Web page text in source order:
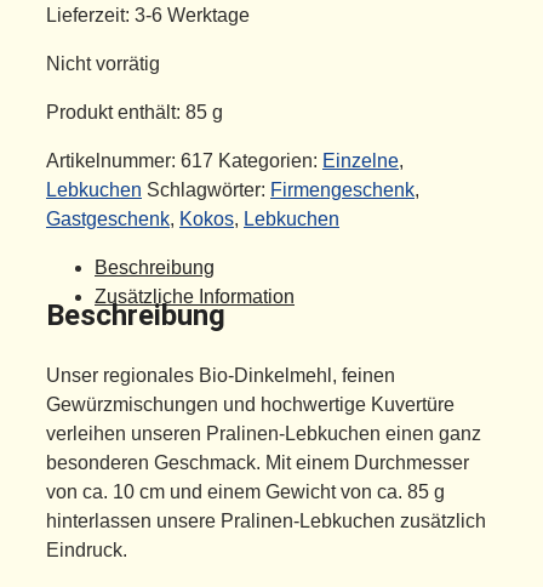
Lieferzeit: 3-6 Werktage
Nicht vorrätig
Produkt enthält: 85 g
Artikelnummer: 617 Kategorien: Einzelne,
Lebkuchen Schlagwörter: Firmengeschenk,
Gastgeschenk, Kokos, Lebkuchen
Beschreibung
Zusätzliche Information
Beschreibung
Unser regionales Bio-Dinkelmehl, feinen
Gewürzmischungen und hochwertige Kuvertüre
verleihen unseren Pralinen-Lebkuchen einen ganz
besonderen Geschmack. Mit einem Durchmesser
von ca. 10 cm und einem Gewicht von ca. 85 g
hinterlassen unsere Pralinen-Lebkuchen zusätzlich
Eindruck.